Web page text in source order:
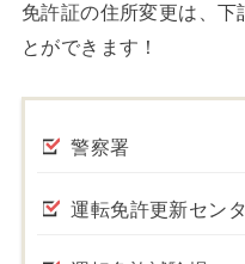
免許証の住所変更は、下
とができます！
警察署
運転免許更新セン